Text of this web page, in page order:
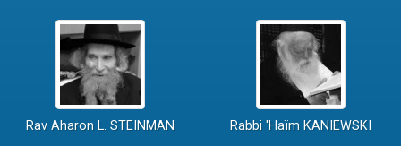
Rav Aharon L. STEINMAN Rabbi 'Haïm KANIEWSKI